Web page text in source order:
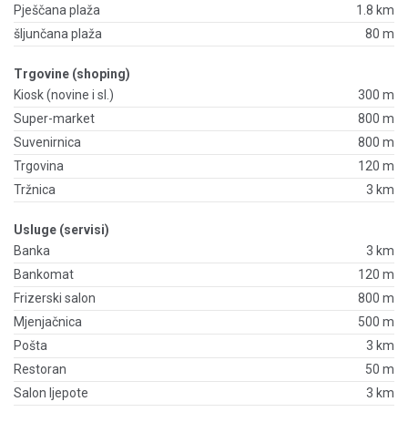
Pješčana plaža
1.8 km
šljunčana plaža
80 m
Trgovine (shoping)
Kiosk (novine i sl.)
300 m
Super-market
800 m
Suvenirnica
800 m
Trgovina
120 m
Tržnica
3 km
Usluge (servisi)
Banka
3 km
Bankomat
120 m
Frizerski salon
800 m
Mjenjačnica
500 m
Pošta
3 km
Restoran
50 m
Salon ljepote
3 km